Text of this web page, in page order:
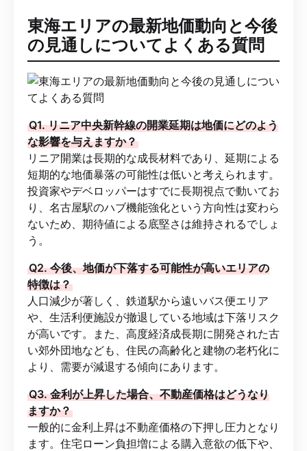
東海エリアの最新地価動向と今後
の見通しについてよくある質問
Q1. リニア中央新幹線の開業延期は地価にどのよう
な影響を与えますか？
リニア開業は長期的な成長材料であり、延期による
短期的な地価暴落の可能性は低いと考えられます。
投資家やデベロッパーはすでに長期視点で動いてお
り、名古屋駅のハブ機能強化という方向性は変わら
ないため、期待値による底堅さは維持されるでしょ
う。
Q2. 今後、地価が下落する可能性が高いエリアの
特徴は？
人口減少が著しく、鉄道駅から遠いバス便エリア
や、生活利便施設が撤退している地域は下落リスク
が高いです。また、高度経済成長期に開発された古
い郊外団地なども、住民の高齢化と建物の老朽化に
より、需要が減退する傾向にあります。
Q3. 金利が上昇した場合、不動産価格はどうなり
ますか？
一般的に金利上昇は不動産価格の下押し圧力となり
ます。住宅ローン負担増による購入意欲の低下や、